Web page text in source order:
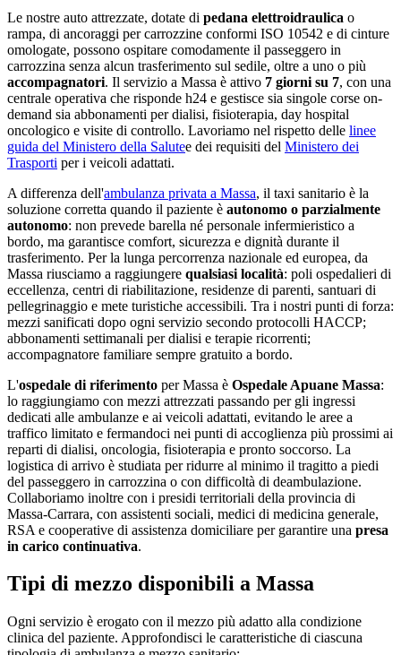
Le nostre auto attrezzate, dotate di pedana elettroidraulica o
rampa, di ancoraggi per carrozzine conformi ISO 10542 e di cinture
omologate, possono ospitare comodamente il passeggero in
carrozzina senza alcun trasferimento sul sedile, oltre a uno o più
accompagnatori. Il servizio a Massa è attivo 7 giorni su 7, con una
centrale operativa che risponde h24 e gestisce sia singole corse on-
demand sia abbonamenti per dialisi, fisioterapia, day hospital
oncologico e visite di controllo. Lavoriamo nel rispetto delle linee
guida del Ministero della Salutee dei requisiti del Ministero dei
Trasporti per i veicoli adattati.
A differenza dell'ambulanza privata a Massa, il taxi sanitario è la
soluzione corretta quando il paziente è autonomo o parzialmente
autonomo: non prevede barella né personale infermieristico a
bordo, ma garantisce comfort, sicurezza e dignità durante il
trasferimento. Per la lunga percorrenza nazionale ed europea, da
Massa riusciamo a raggiungere qualsiasi località: poli ospedalieri di
eccellenza, centri di riabilitazione, residenze di parenti, santuari di
pellegrinaggio e mete turistiche accessibili. Tra i nostri punti di forza:
mezzi sanificati dopo ogni servizio secondo protocolli HACCP;
abbonamenti settimanali per dialisi e terapie ricorrenti;
accompagnatore familiare sempre gratuito a bordo.
L'ospedale di riferimento perMassa è Ospedale Apuane Massa:
lo raggiungiamo con mezzi attrezzati passando per gli ingressi
dedicati alle ambulanze e ai veicoli adattati, evitando le aree a
traffico limitato e fermandoci nei punti di accoglienza più prossimi ai
reparti di dialisi, oncologia, fisioterapia e pronto soccorso. La
logistica di arrivo è studiata per ridurre al minimo il tragitto a piedi
del passeggero in carrozzina o con difficoltà di deambulazione.
Collaboriamo inoltre con i presidi territoriali della provincia di
Massa-Carrara, con assistenti sociali, medici di medicina generale,
RSA e cooperative di assistenza domiciliare per garantire una presa
in carico continuativa.
Tipi di mezzo disponibili a Massa
Ogni servizio è erogato con il mezzo più adatto alla condizione
clinica del paziente. Approfondisci le caratteristiche di ciascuna